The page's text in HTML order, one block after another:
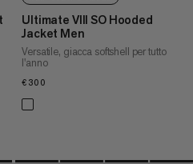
Ultimate VIII SO Hooded
Jacket Men
Versatile, giacca softshell per tutto
l'anno
€300